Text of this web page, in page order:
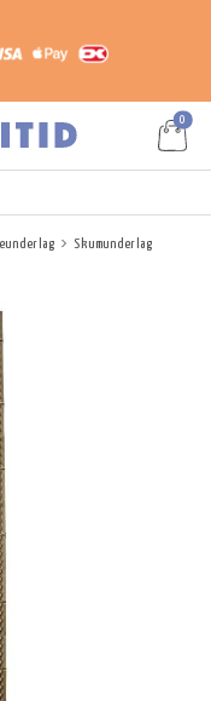
0
Skumunderlag